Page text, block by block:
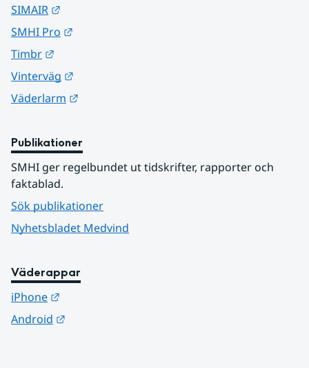
SIMAIR
SMHI Pro
Timbr
Vinterväg
Väderlarm
Publikationer
SMHI ger regelbundet ut tidskrifter, rapporter och
faktablad.
Sök publikationer
Nyhetsbladet Medvind
Väderappar
iPhone
Android